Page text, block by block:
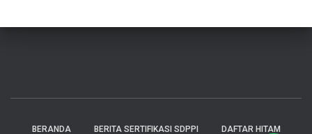
BERANDA BERITA SERTIFIKASI SDPPI DAFTAR HITAM